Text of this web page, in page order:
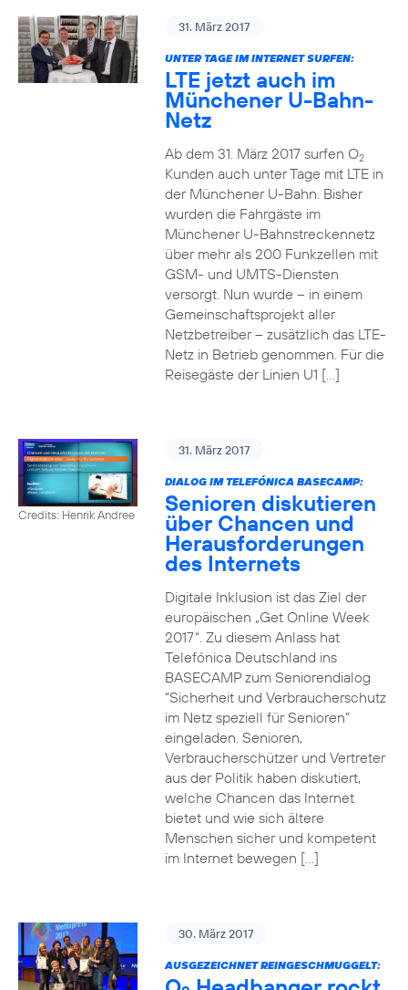
31. März 2017
UNTER TAGE IM INTERNET SURFEN:
LTE jetzt auch im
Münchener U-Bahn-
Netz
Ab dem 31. März 2017 surfen O2
Kunden auch unter Tage mit LTE in
der Münchener U-Bahn. Bisher
wurden die Fahrgäste im
Münchener U-Bahnstreckennetz
über mehr als 200 Funkzellen mit
GSM- und UMTS-Diensten
versorgt. Nun wurde – in einem
Gemeinschaftsprojekt aller
Netzbetreiber – zusätzlich das LTE-
Netz in Betrieb genommen. Für die
Reisegäste der Linien U1 […]
Credits: Henrik Andree
31. März 2017
DIALOG IM TELEFÓNICA BASECAMP:
Senioren diskutieren
über Chancen und
Herausforderungen
des Internets
Digitale Inklusion ist das Ziel der
europäischen „Get Online Week
2017“. Zu diesem Anlass hat
Telefónica Deutschland ins
BASECAMP zum Seniorendialog
“Sicherheit und Verbraucherschutz
im Netz speziell für Senioren”
eingeladen. Senioren,
Verbraucherschützer und Vertreter
aus der Politik haben diskutiert,
welche Chancen das Internet
bietet und wie sich ältere
Menschen sicher und kompetent
im Internet bewegen […]
30. März 2017
AUSGEZEICHNET REINGESCHMUGGELT: